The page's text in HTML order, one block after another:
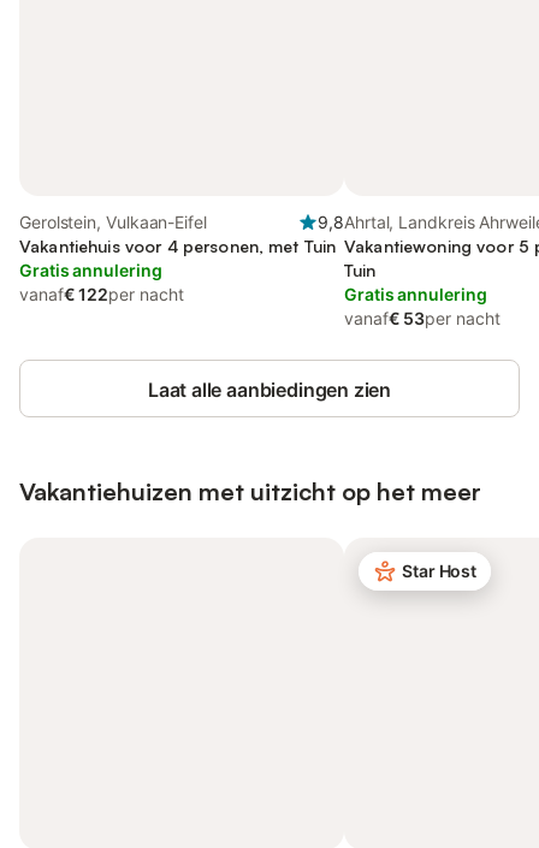
Gerolstein, Vulkaan-Eifel
9,8
Vakantiehuis voor 4 personen, met Tuin
Gratis annulering
vanaf€ 122per nacht
Ahrtal, Landkreis
Vakantiewoning voor 5
Tuin
Gratis annulering
vanaf€ 53per nacht
Laat alle aanbiedingen zien
Vakantiehuizen met uitzicht op het meer
Star Host